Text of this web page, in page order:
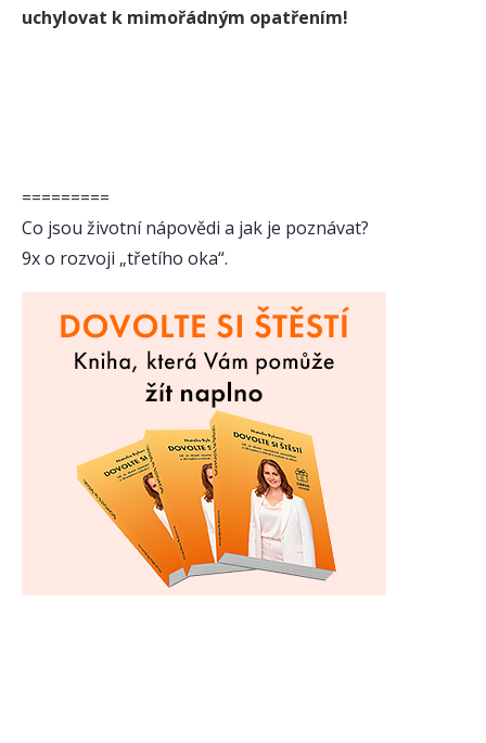
uchylovat k mimořádným opatřením!
=========
Co jsou životní nápovědi a jak je poznávat?
9x o rozvoji „třetího oka“.